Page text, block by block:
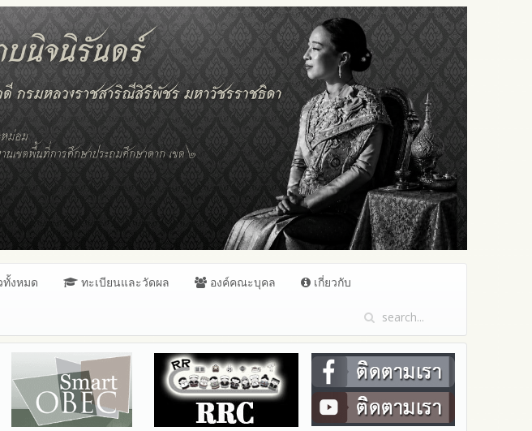
งหมด ทะเบียนและวัดผล องค์คณะบุคล เกี่ยวกับ